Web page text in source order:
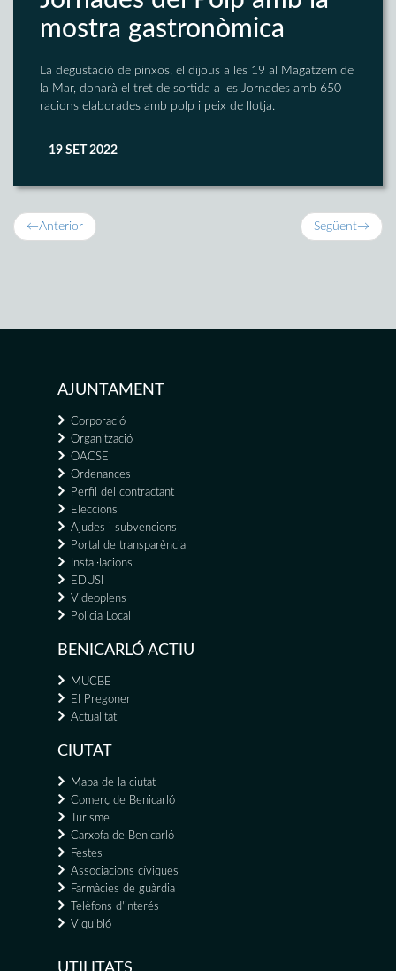
mostra gastronòmica
La degustació de pinxos, el dijous a les 19 al Magatzem de
la Mar, donarà el tret de sortida a les Jornades amb 650
racions elaborades amb polp i peix de llotja.
19 SET 2022
←Anterior Següent→
AJUNTAMENT
Corporació
Organització
OACSE
Ordenances
Perfil del contractant
Eleccions
Ajudes i subvencions
Portal de transparència
Instal·lacions
EDUSI
Videoplens
Policia Local
BENICARLÓ ACTIU
MUCBE
El Pregoner
Actualitat
CIUTAT
Mapa de la ciutat
Comerç de Benicarló
Turisme
Carxofa de Benicarló
Festes
Associacions cíviques
Farmàcies de guàrdia
Telèfons d'interés
Viquibló